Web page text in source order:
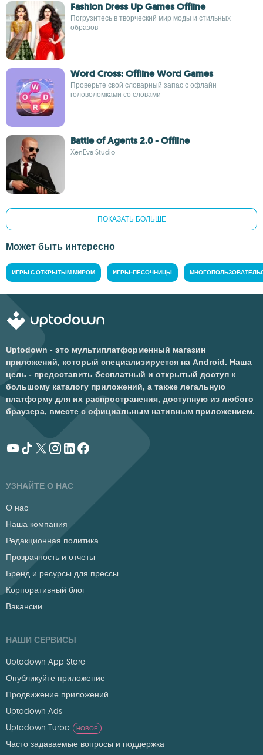
Fashion Dress Up Games Offline
Погрузитесь в творческий мир моды и стильных
образов
Word Cross: Offline Word Games
Проверьте свой словарный запас с офлайн
головоломками со словами
Battle of Agents 2.0 - Offline
XenEva Studio
ПОКАЗАТЬ БОЛЬШЕ
Может быть интересно
ИГРЫ С ОТКРЫТЫМ МИРОМ ИГРЫ-ПЕСОЧНИЦЫ
Uptodown - это мультиплатформенный магазин
приложений, который специализируется на Android. Наша
цель - предоставить бесплатный и открытый доступ к
большому каталогу приложений, а также легальную
платформу для их распространения, доступную из любого
браузера, вместе с официальным нативным приложением.
УЗНАЙТЕ О НАС
О нас
Наша компания
Редакционная политика
Прозрачность и отчеты
Бренд и ресурсы для прессы
Корпоративный блог
Вакансии
НАШИ СЕРВИСЫ
Uptodown App Store
Опубликуйте приложение
Продвижение приложений
Uptodown Ads
Uptodown Turbo
НОВОЕ
Часто задаваемые вопросы и поддержка